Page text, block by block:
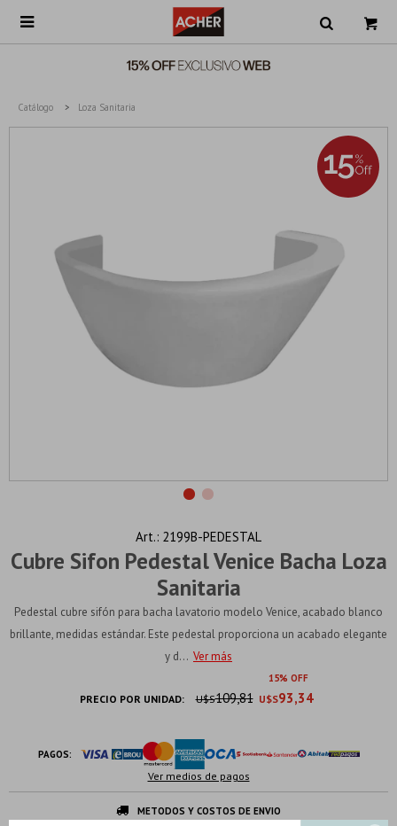

Catálogo Loza Sanitaria
Cubre Sifon Pedestal Venice Bacha Loza
Sanitaria
2199B-PEDESTAL
Pedestal cubre sifón para bacha lavatorio modelo Venice, acabado blanco
brillante, medidas estándar. Este pedestal proporciona un acabado elegante
y d... Ver más
15
PRECIO POR UNIDAD: U$S93,34
U$S109,81
PAGOS:
Ver medios de pagos
METODOS Y COSTOS DE ENVIO